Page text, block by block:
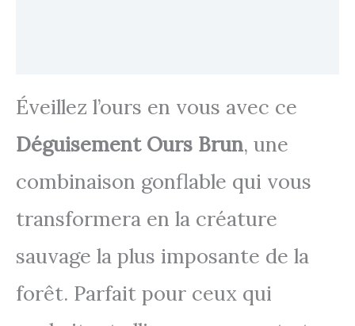
Éveillez l’ours en vous avec ce
Déguisement Ours Brun, une
combinaison gonflable qui vous
transformera en la créature
sauvage la plus imposante de la
forêt. Parfait pour ceux qui